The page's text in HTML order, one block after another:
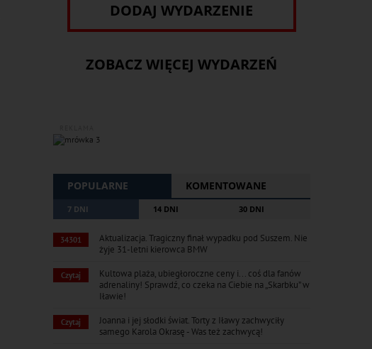
DODAJ WYDARZENIE
ZOBACZ WIĘCEJ WYDARZEŃ
POPULARNE KOMENTOWANE
7 DNI 14 DNI 30 DNI
34301
Aktualizacja. Tragiczny finał wypadku pod Suszem. Nie
żyje 31-letni kierowca BMW
Czytaj
Kultowa plaża, ubiegłoroczne ceny i... coś dla fanów
adrenaliny! Sprawdź, co czeka na Ciebie na „Skarbku” w
Iławie!
Czytaj
Joanna i jej słodki świat. Torty z Iławy zachwyciły
samego Karola Okrasę - Was też zachwycą!